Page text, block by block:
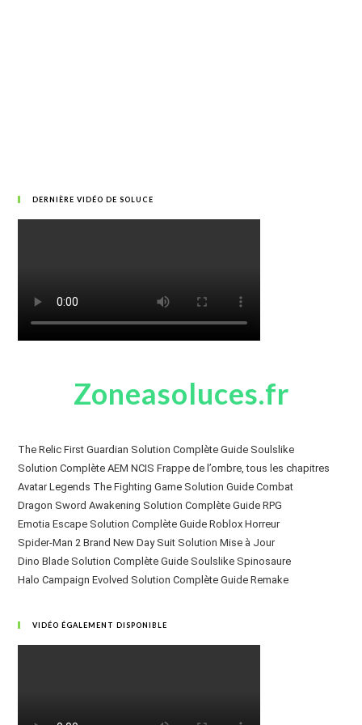
DERNIÈRE VIDÉO DE SOLUCE
Zoneasoluces.fr
The Relic First Guardian Solution Complète Guide Soulslike
Solution Complète AEM NCIS Frappe de l’ombre, tous les chapitres
Avatar Legends The Fighting Game Solution Guide Combat
Dragon Sword Awakening Solution Complète Guide RPG
Emotia Escape Solution Complète Guide Roblox Horreur
Spider-Man 2 Brand New Day Suit Solution Mise à Jour
Dino Blade Solution Complète Guide Soulslike Spinosaure
Halo Campaign Evolved Solution Complète Guide Remake
VIDÉO ÉGALEMENT DISPONIBLE